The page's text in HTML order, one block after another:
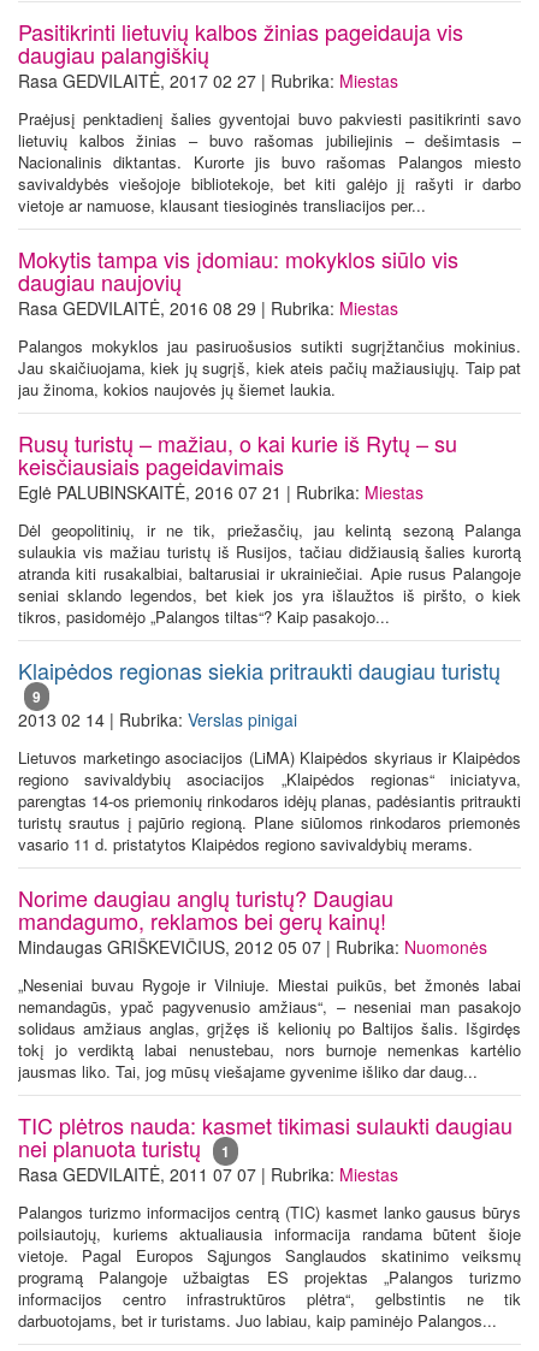
Pasitikrinti lietuvių kalbos žinias pageidauja vis
daugiau palangiškių
Rasa GEDVILAITĖ, 2017 02 27 | Rubrika: Miestas
Praėjusį penktadienį šalies gyventojai buvo pakviesti pasitikrinti savo
lietuvių kalbos žinias – buvo rašomas jubiliejinis – dešimtasis –
Nacionalinis diktantas. Kurorte jis buvo rašomas Palangos miesto
savivaldybės viešojoje bibliotekoje, bet kiti galėjo jį rašyti ir darbo
vietoje ar namuose, klausant tiesioginės transliacijos per...
Mokytis tampa vis įdomiau: mokyklos siūlo vis
daugiau naujovių
Rasa GEDVILAITĖ, 2016 08 29 | Rubrika: Miestas
Palangos mokyklos jau pasiruošusios sutikti sugrįžtančius mokinius.
Jau skaičiuojama, kiek jų sugrįš, kiek ateis pačių mažiausiųjų. Taip pat
jau žinoma, kokios naujovės jų šiemet laukia.
Rusų turistų – mažiau, o kai kurie iš Rytų – su
keisčiausiais pageidavimais
Eglė PALUBINSKAITĖ, 2016 07 21 | Rubrika: Miestas
Dėl geopolitinių, ir ne tik, priežasčių, jau kelintą sezoną Palanga
sulaukia vis mažiau turistų iš Rusijos, tačiau didžiausią šalies kurortą
atranda kiti rusakalbiai, baltarusiai ir ukrainiečiai. Apie rusus Palangoje
seniai sklando legendos, bet kiek jos yra išlaužtos iš piršto, o kiek
tikros, pasidomėjo „Palangos tiltas“? Kaip pasakojo...
Klaipėdos regionas siekia pritraukti daugiau turistų
9
2013 02 14 | Rubrika: Verslas pinigai
Lietuvos marketingo asociacijos (LiMA) Klaipėdos skyriaus ir Klaipėdos
regiono savivaldybių asociacijos „Klaipėdos regionas“ iniciatyva,
parengtas 14-os priemonių rinkodaros idėjų planas, padėsiantis pritraukti
turistų srautus į pajūrio regioną. Plane siūlomos rinkodaros priemonės
vasario 11 d. pristatytos Klaipėdos regiono savivaldybių merams.
Norime daugiau anglų turistų? Daugiau
mandagumo, reklamos bei gerų kainų!
Mindaugas GRIŠKEVIČIUS, 2012 05 07 | Rubrika: Nuomonės
„Neseniai buvau Rygoje ir Vilniuje. Miestai puikūs, bet žmonės labai
nemandagūs, ypač pagyvenusio amžiaus“, – neseniai man pasakojo
solidaus amžiaus anglas, grįžęs iš kelionių po Baltijos šalis. Išgirdęs
tokį jo verdiktą labai nenustebau, nors burnoje nemenkas kartėlio
jausmas liko. Tai, jog mūsų viešajame gyvenime išliko dar daug...
TIC plėtros nauda: kasmet tikimasi sulaukti daugiau
nei planuota turistų 1
Rasa GEDVILAITĖ, 2011 07 07 | Rubrika: Miestas
Palangos turizmo informacijos centrą (TIC) kasmet lanko gausus būrys
poilsiautojų, kuriems aktualiausia informacija randama būtent šioje
vietoje. Pagal Europos Sąjungos Sanglaudos skatinimo veiksmų
programą Palangoje užbaigtas ES projektas „Palangos turizmo
informacijos centro infrastruktūros plėtra“, gelbstintis ne tik
darbuotojams, bet ir turistams. Juo labiau, kaip paminėjo Palangos...